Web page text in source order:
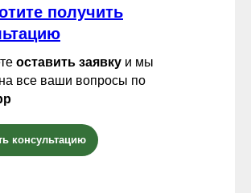
получить
оставить заявку и мы
все ваши вопросы по
консультацию